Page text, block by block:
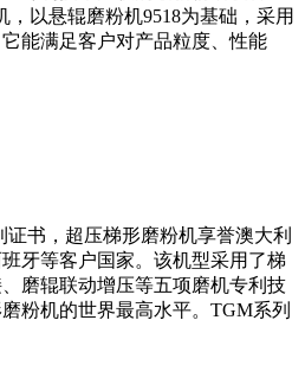
以悬辊磨粉机9518为基础，采用
能满足客户对产品粒度、性能
证书，超压梯形磨粉机享誉澳大利
牙等客户国家。该机型采用了梯
磨辊联动增压等五项磨机专利技
粉机的世界最高水平。TGM系列